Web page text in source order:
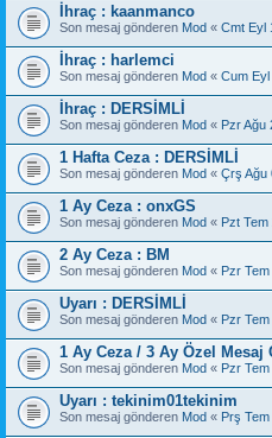
İhraç : kaanmanco
Son mesaj gönderen Mod « Cmt Eyl
İhraç : harlemci
Son mesaj gönderen Mod « Cum
İhraç : DERSİMLİ
Son mesaj gönderen Mod « Pzr Ağu
1 Hafta Ceza : DERSİMLİ
Son mesaj gönderen Mod « Çrş Ağu
1 Ay Ceza : onxGS
Son mesaj gönderen Mod « Pzt Tem
2 Ay Ceza : BM
Son mesaj gönderen Mod « Pzr
Uyarı : DERSİMLİ
Son mesaj gönderen Mod « Pzr
1 Ay Ceza / 3 Ay Özel Mesaj
Son mesaj gönderen Mod « Pzr
Uyarı : tekinim01tekinim
Son mesaj gönderen Mod « Prş